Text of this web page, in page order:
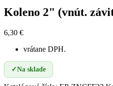
Koleno 2" (vnút.
6,30 €
vrátane DPH.
✓Na sklade